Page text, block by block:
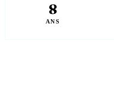
8
ANS